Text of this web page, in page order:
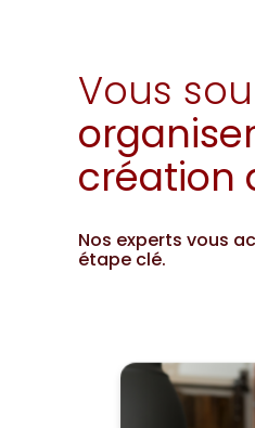
Vous
création
Nos experts vous
étape clé.